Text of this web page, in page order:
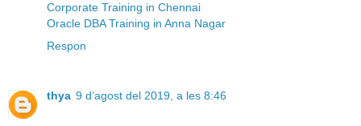
Corporate Training in Chennai
Oracle DBA Training in Anna Nagar
Respon
thya 9 d’agost del 2019, a les 8:46